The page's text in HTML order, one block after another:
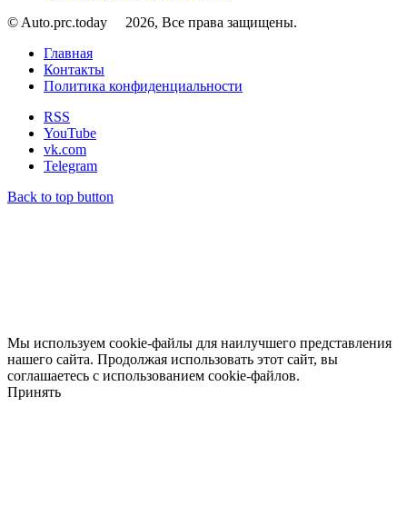
© Auto.prc.today
2026, Все права защищены.
Главная
Контакты
Политика конфиденциальности
RSS
YouTube
vk.com
Telegram
Back to top button
Мы используем cookie-файлы для наилучшего представления
нашего сайта. Продолжая использовать этот сайт, вы
соглашаетесь с использованием cookie-файлов.
Принять